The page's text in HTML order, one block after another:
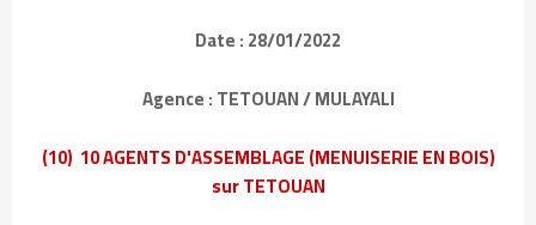
Date : 28/01/2022
Agence : TETOUAN / MULAYALI
(10) 10 AGENTS D'ASSEMBLAGE (MENUISERIE EN BOIS)
sur TETOUAN